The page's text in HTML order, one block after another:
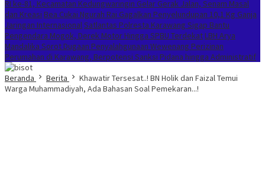
RI ke-81, Kecamatan Kedungwaringin Gelar Gerak Jalan, Senam Masal
dan Kreasi Bea Cukai Ngurah Rai Gagalkan Penyelundupan 10,1 Kg Ganja
Jaringan InternasionalSatlantas Polresta Karawang Sigap Bantu
Pengendara Mogok, Derek Motor Hingga SPBU Terdekat LBH Arya
Mandalika Sorot Dugaan Penyalahgunaan Wewenang Perizinan
Perumahan di Karawang, Berpotensi Sanksi Pidana hingga Administratif
Beranda
Berita
Khawatir Tersesat..! BN Holik dan Faizal Temui
Warga Muhammadiyah, Ada Bahasan Soal Pemekaran...!